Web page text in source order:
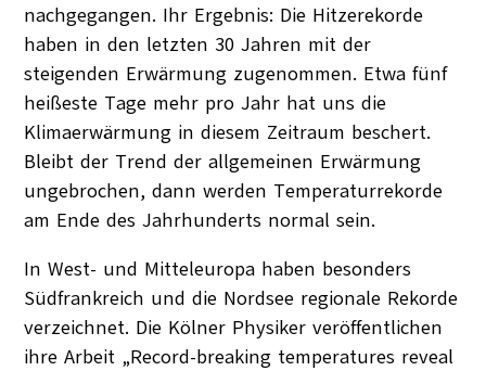
nachgegangen. Ihr Ergebnis: Die Hitzerekorde
haben in den letzten 30 Jahren mit der
steigenden Erwärmung zugenommen. Etwa fünf
heißeste Tage mehr pro Jahr hat uns die
Klimaerwärmung in diesem Zeitraum beschert.
Bleibt der Trend der allgemeinen Erwärmung
ungebrochen, dann werden Temperaturrekorde
am Ende des Jahrhunderts normal sein.
In West- und Mitteleuropa haben besonders
Südfrankreich und die Nordsee regionale Rekorde
verzeichnet. Die Kölner Physiker veröffentlichen
ihre Arbeit „Record-breaking temperatures reveal